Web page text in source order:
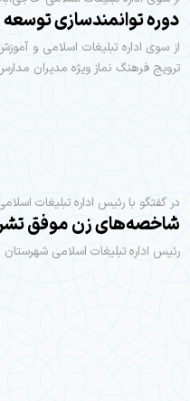
دوره توانمندسازی
از سوی اداره تبلیغات اسلامی و
ترویج فرهنگ نماز ویژه مدیران
در گفتگو با رئیس اداره تبلیغات
شاخصه‌های زن موفق
رئیس اداره تبلیغات اسلامی